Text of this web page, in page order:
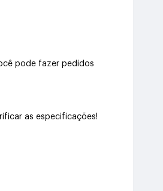
pode fazer pedidos
as especificações!